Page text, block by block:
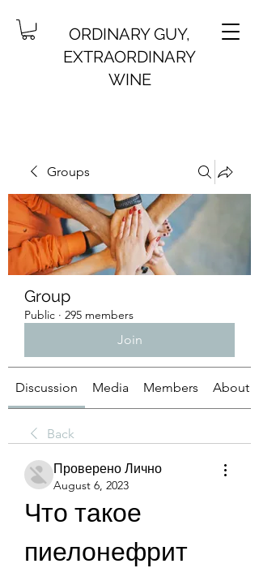
ORDINARY GUY,
EXTRAORDINARY
WINE
Groups
Group
Public · 295 members
Join
Discussion Media Members About
Back
Проверено Лично
August 6, 2023
Что такое
пиелонефрит